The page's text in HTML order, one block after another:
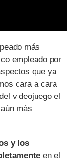
más
empleado por
que ya
cara a cara
videojuego el
más
y los
en el